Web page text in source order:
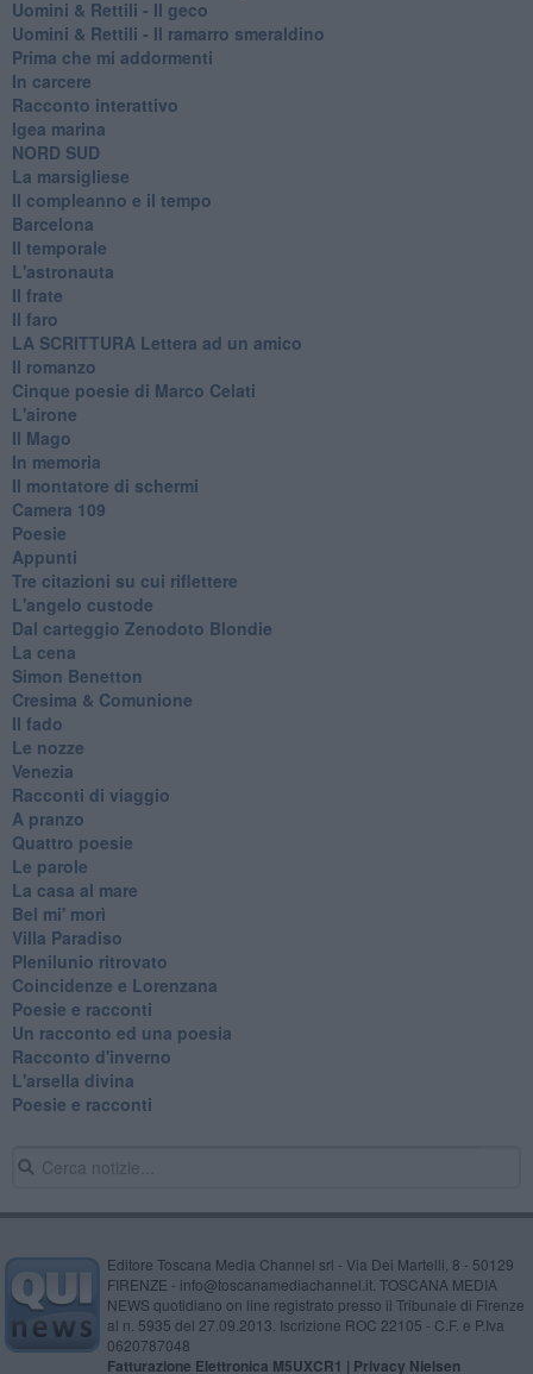
Uomini & Rettili - Il geco
Uomini & Rettili - Il ramarro smeraldino
Prima che mi addormenti
In carcere
Racconto interattivo
Igea marina
​NORD SUD
La marsigliese
Il compleanno e il tempo
Barcelona
Il temporale
L'astronauta
Il frate
Il faro
​LA SCRITTURA Lettera ad un amico
Il romanzo
Cinque poesie di Marco Celati
L'airone
Il Mago
In memoria
Il montatore di schermi
Camera 109
Poesie
Appunti
Tre citazioni su cui riflettere
L'angelo custode
Dal carteggio Zenodoto Blondie
La cena
Simon Benetton
Cresima & Comunione
Il fado
Le nozze
Venezia
Racconti di viaggio
A pranzo
Quattro poesie
Le parole
La casa al mare
Bel mi' morì
Villa Paradiso
Plenilunio ritrovato
Coincidenze e Lorenzana
Poesie e racconti
Un racconto ed una poesia
Racconto d'inverno
​L'arsella divina
Poesie e racconti
Editore Toscana Media Channel srl - Via Dei Martelli, 8 - 50129
FIRENZE - info@toscanamediachannel.it. TOSCANA MEDIA
NEWS quotidiano on line registrato presso il Tribunale di Firenze
al n. 5935 del 27.09.2013. Iscrizione ROC 22105 - C.F. e P.Iva
0620787048
Fatturazione Elettronica M5UXCR1 | Privacy Nielsen